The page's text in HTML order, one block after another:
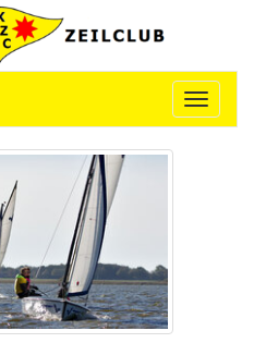
Toggle